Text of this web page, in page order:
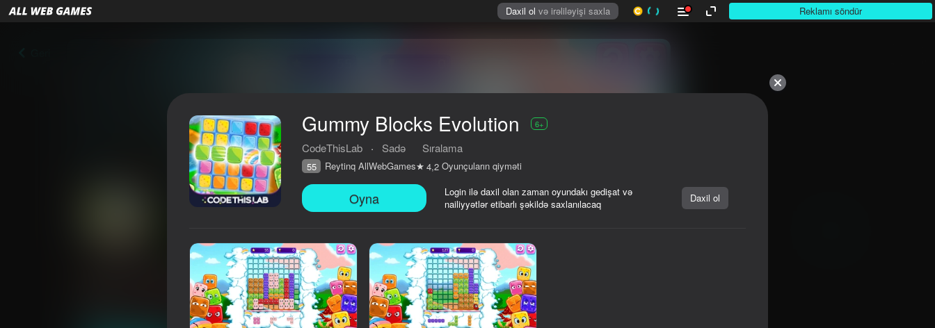
Daxil ol və irəliləyişi saxla Reklamı söndür
Gummy Blocks Evolution
Reytinq AllWebGames 4,2Oyunçuların qiyməti 6+
CodeThisLab
Gummy Blocks Evolution 6+
CodeThisLab · Sadə Sıralama
55 Reytinq AllWebGames 4,2 Oyunçuların qiyməti
Oyna
Login ilə daxil olan zaman oyundakı gedişat və
nailiyyətlər etibarlı şəkildə saxlanılacaq
Daxil ol